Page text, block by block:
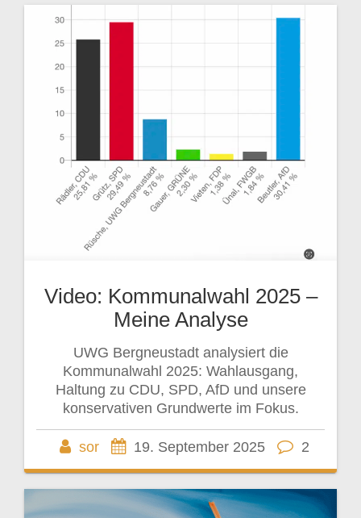
Video: Kommunalwahl 2025 –
Meine Analyse
UWG Bergneustadt analysiert die
Kommunalwahl 2025: Wahlausgang,
Haltung zu CDU, SPD, AfD und unsere
konservativen Grundwerte im Fokus.
sor 19. September 2025 2